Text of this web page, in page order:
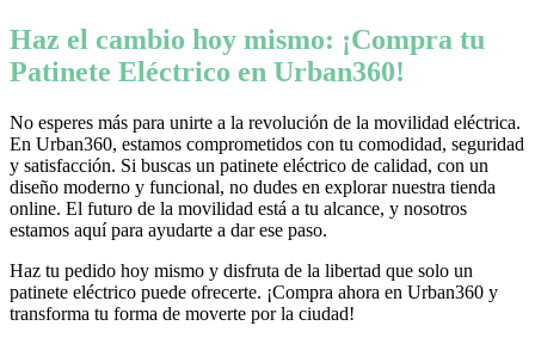
Haz el cambio hoy mismo: ¡Compra tu
Patinete Eléctrico en Urban360!
No esperes más para unirte a la revolución de la movilidad eléctrica.
En Urban360, estamos comprometidos con tu comodidad, seguridad
y satisfacción. Si buscas un patinete eléctrico de calidad, con un
diseño moderno y funcional, no dudes en explorar nuestra tienda
online. El futuro de la movilidad está a tu alcance, y nosotros
estamos aquí para ayudarte a dar ese paso.
Haz tu pedido hoy mismo y disfruta de la libertad que solo un
patinete eléctrico puede ofrecerte. ¡Compra ahora en Urban360 y
transforma tu forma de moverte por la ciudad!